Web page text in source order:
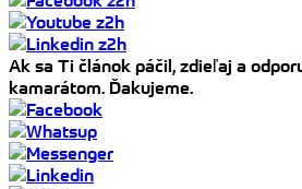
Ak sa Ti článok páčil, zdieľaj a
kamarátom. Ďakujeme.